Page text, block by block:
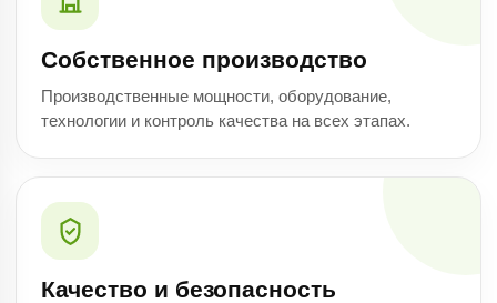
Собственное производство
Производственные мощности, оборудование,
технологии и контроль качества на всех этапах.
Качество и безопасность